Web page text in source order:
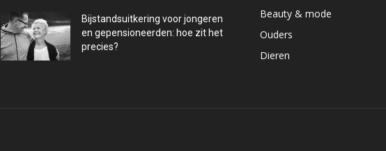
Bijstandsuitkering voor jongeren
en gepensioneerden: hoe zit het
precies?
Beauty & mode
Ouders
Dieren